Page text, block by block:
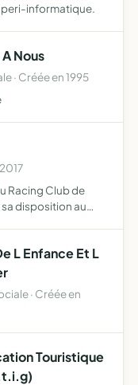
peri-informatique.
Nous
· Créée en 1995
Racing Club de
disposition au
L Enfance Et L
· Créée en
Touristique